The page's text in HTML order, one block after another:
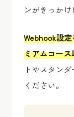
ンがきっか
Webhook設
ミアムコー
トやスタン
ください。